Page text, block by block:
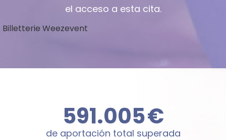
el acceso a esta cita.
Billetterie Weezevent
600.000€
de aportación total superada